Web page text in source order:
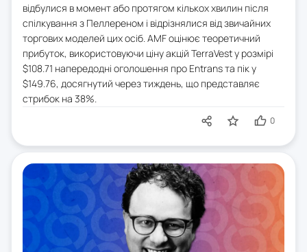
відбулися в момент або протягом кількох хвилин після
спілкування з Пеллереном і відрізнялися від звичайних
торгових моделей цих осіб. AMF оцінює теоретичний
прибуток, використовуючи ціну акцій TerraVest у розмірі
$108.71 напередодні оголошення про Entrans та пік у
$149.76, досягнутий через тиждень, що представляє
стрибок на 38%.
0